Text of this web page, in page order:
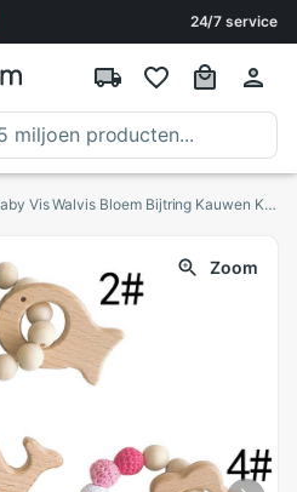
24/7 service
Houten Kralen Ring Baby Vis Walvis Bloem Bijtring Kauwen Ketting Armband Band Speelgoed
Zoom